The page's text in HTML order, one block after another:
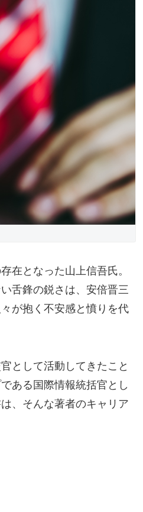
在となった山上信吾氏。
舌鋒の鋭さは、安倍晋三
が抱く不安感と憤りを代
として活動してきたこと
ある国際情報統括官とし
、そんな著者のキャリア